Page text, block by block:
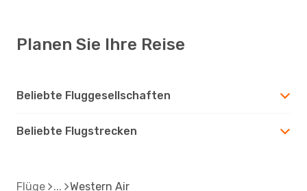
Planen Sie Ihre Reise
Beliebte Fluggesellschaften
Beliebte Flugstrecken
Flüge Western Air